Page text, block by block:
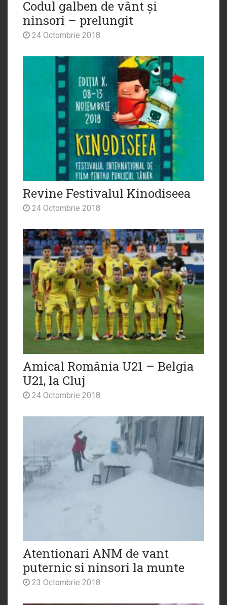
Codul galben de vânt și
ninsori – prelungit
24 Octombrie 2018
Revine Festivalul Kinodiseea
24 Octombrie 2018
Amical România U21 – Belgia
U21, la Cluj
24 Octombrie 2018
Atentionari ANM de vant
puternic si ninsori la munte
23 Octombrie 2018